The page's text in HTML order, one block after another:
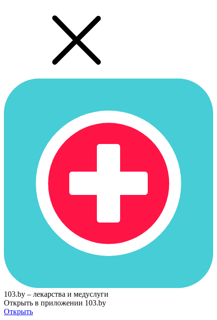
103.by – лекарства и медуслуги
Открыть в приложении 103.by
Открыть